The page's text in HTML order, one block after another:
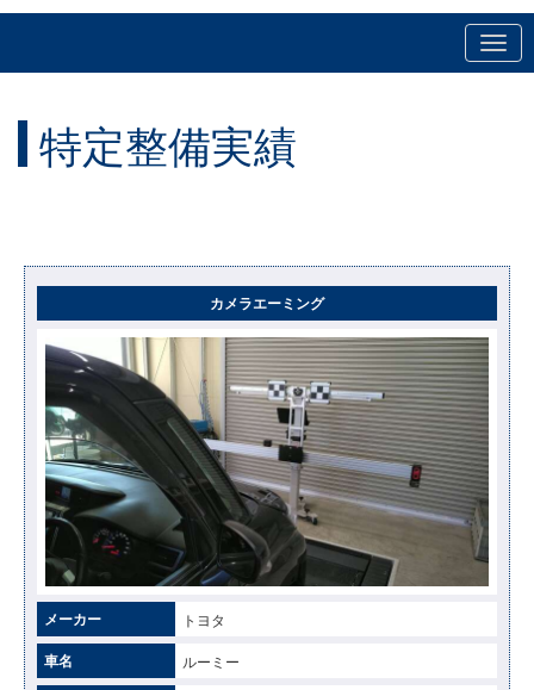
特定整備実績
カメラエーミング
メーカー トヨタ
車名 ルーミー